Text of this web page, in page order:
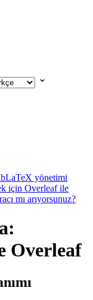
yönetimi
için Overleaf ile
mı arıyorsunuz?
Overleaf